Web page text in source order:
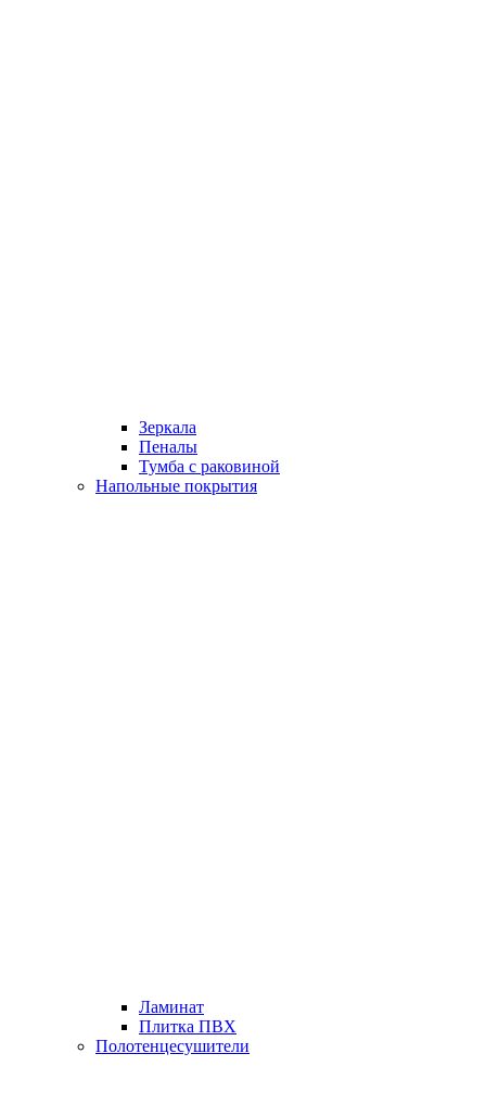
Зеркала
Пеналы
Тумба с раковиной
Напольные покрытия
Ламинат
Плитка ПВХ
Полотенцесушители